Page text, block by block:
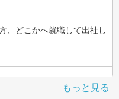
、どこかへ就職して出社し
もっと見る